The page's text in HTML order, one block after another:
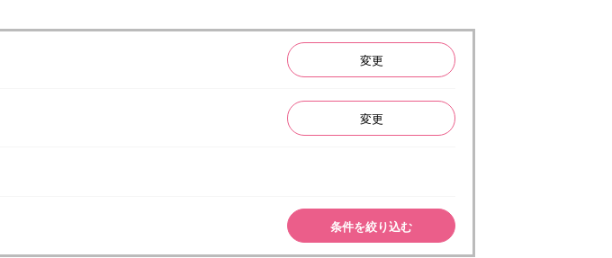
変更
変更
条件を絞り込む